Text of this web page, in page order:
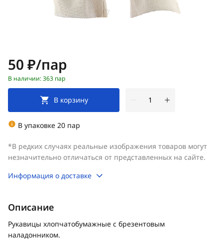
Цена:
50 ₽/пар
В наличии: 363 пар
В корзину
В упаковке 20 пар
*В редких случаях реальные изображения товаров могут
незначительно отличаться от представленных на сайте.
Информация о доставке
Описание
Рукавицы хлопчатобумажные с брезентовым
наладонником.